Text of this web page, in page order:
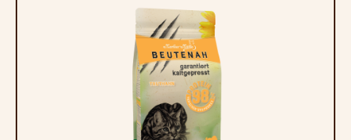
Conserveermiddelen; 7,2 mg
kaliumsorbaat (1k202).
Met aroma’s.
Analytische bestanddelen:
Ruw eiwit 8,3%